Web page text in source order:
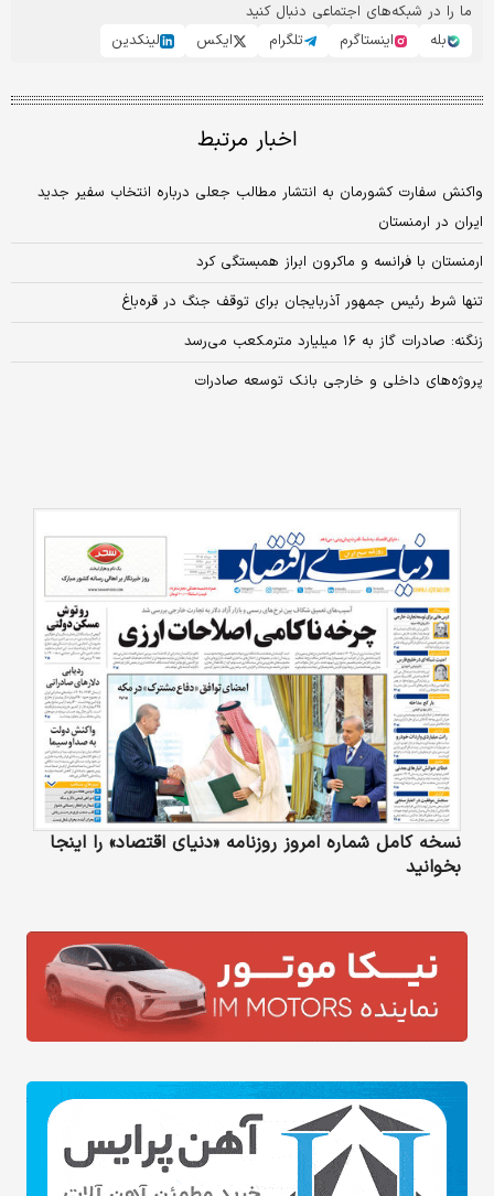
ما را در شبکه‌های اجتماعی دنبال کنید
بله
اینستاگرم تلگرام ایکس لینکدین
اخبار مرتبط
واکنش سفارت کشورمان به انتشار مطالب جعلی درباره انتخاب سفیر جدید
ایران در ارمنستان
ارمنستان با فرانسه و ماکرون ابراز همبستگی کرد
تنها شرط رئیس جمهور آذربایجان برای توقف جنگ در قره‌باغ
زنگنه: صادرات گاز به ۱۶ میلیارد مترمکعب می‌رسد
پروژه‌های داخلی و خارجی بانک توسعه صادرات
نسخه کامل شماره امروز روزنامه «دنیای‌ اقتصاد» را اینجا
بخوانید